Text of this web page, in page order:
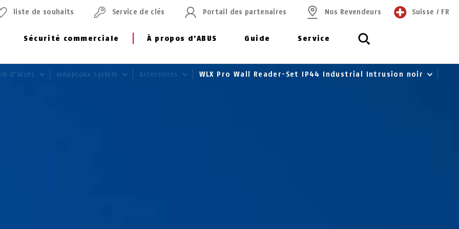
Sécurité commerciale À propos d'ABUS Guide Service
liste de souhaits Service de clés Portail des partenaires Nos Revendeurs Suisse / FR
d'accès wAppLoxx System Accessoires WLX Pro Wall Reader-Set IP44 Industrial Intrusion noir